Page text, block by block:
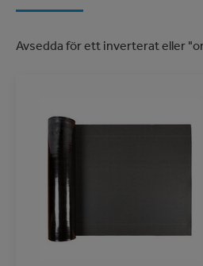
Avsedda för ett inverterat eller